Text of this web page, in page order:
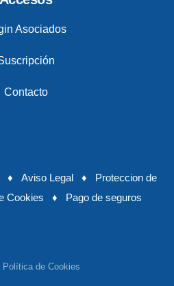
Asociados
Contacto
♦ Aviso Legal ♦
Proteccion de
Cookies ♦ Pago de seguros
de Cookies